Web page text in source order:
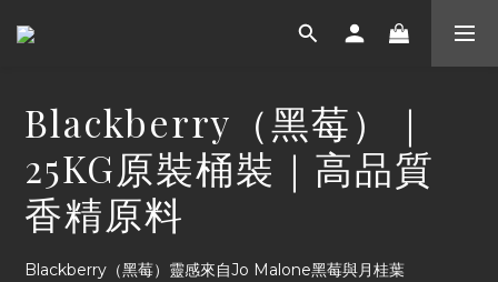
Blackberry（黑莓）｜
25KG原裝桶裝｜高品質
香精原料
Blackberry（黑莓）靈感來自Jo Malone黑莓與月桂葉